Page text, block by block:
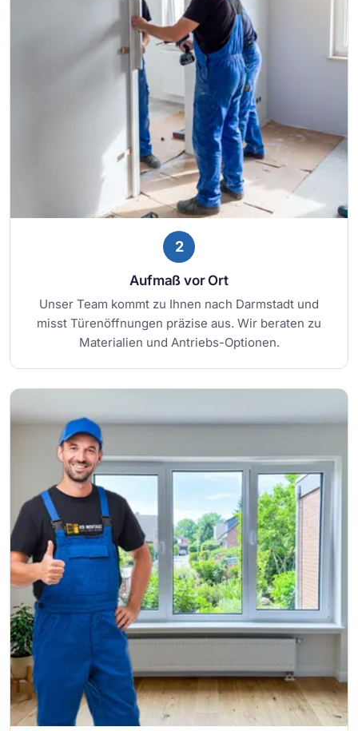
2
Aufmaß vor Ort
Unser Team kommt zu Ihnen nach Darmstadt und
misst Türenöffnungen präzise aus. Wir beraten zu
Materialien und Antriebs-Optionen.